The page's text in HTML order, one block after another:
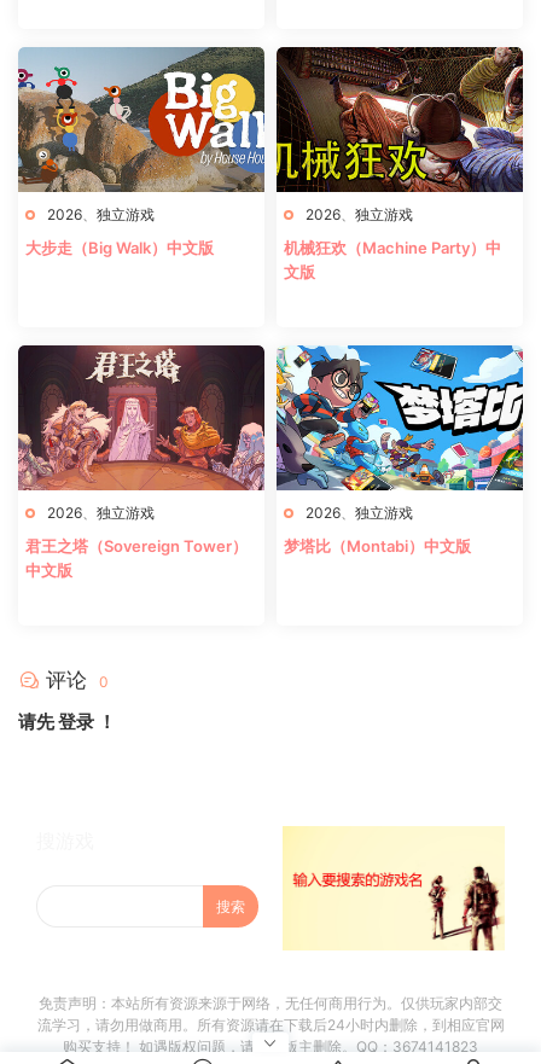
2026 独立游戏
大步走（Big Walk）中文版
2026 独立游戏
机械狂欢（Machine Party）中
文版
2026 独立游戏
君王之塔（Sovereign Tower）
中文版
2026 独立游戏
梦塔比（Montabi）中文版
评论 0
请先登录 ！
免责声明：本站所有资源来源于网络，无任何商用行为。仅供玩家内部交
流学习，请勿用做商用。所有资源请在下载后24小时内删除，到相应官网
购买支持！ 如遇版权问题，请联系版主删除。QQ：3674141823